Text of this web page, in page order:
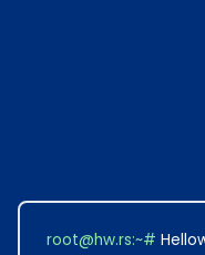
root@hw.rs:~#